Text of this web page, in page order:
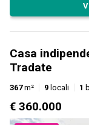
Casa
Tradate
367m² 9 locali 1
€ 360.000